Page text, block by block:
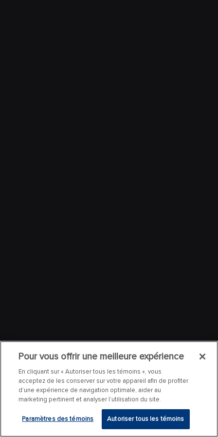
Pour vous offrir une meilleure expérience
En cliquant sur « Autoriser tous les témoins », vous
acceptez de les conserver sur votre appareil afin de profiter
d’une expérience de navigation optimale, aider au
marketing pertinent et analyser l’utilisation du site.
Paramètres des témoins Autoriser tous les témoins